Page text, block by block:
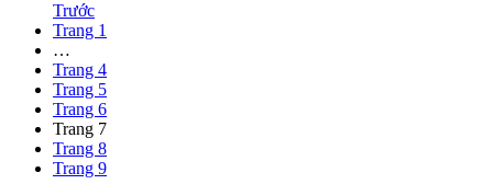
Trước
Trang 1
…
Trang 4
Trang 5
Trang 6
Trang 7
Trang 8
Trang 9